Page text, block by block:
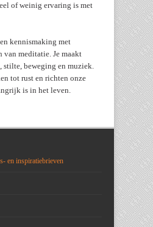
of weinig ervaring is met
kennismaking met
van meditatie. Je maakt
stilte, beweging en muziek.
tot rust en richten onze
is in het leven.
en inspiratiebrieven